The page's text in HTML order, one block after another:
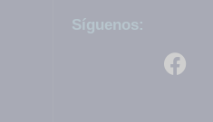
Síguenos: